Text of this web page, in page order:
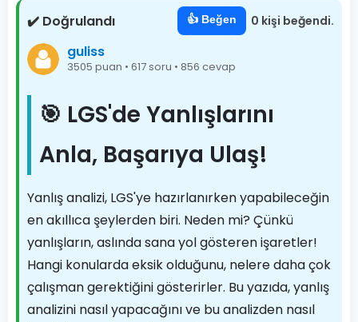
✔️ Doğrulandı 👍 Beğen 0 kişi beğendi.
guliss
3505 puan • 617 soru • 856 cevap
🎯 LGS'de Yanlışlarını
Anla, Başarıya Ulaş!
Yanlış analizi, LGS'ye hazırlanırken yapabileceğin
en akıllıca şeylerden biri. Neden mi? Çünkü
yanlışların, aslında sana yol gösteren işaretler!
Hangi konularda eksik olduğunu, nelere daha çok
çalışman gerektiğini gösterirler. Bu yazıda, yanlış
analizini nasıl yapacağını ve bu analizden nasıl